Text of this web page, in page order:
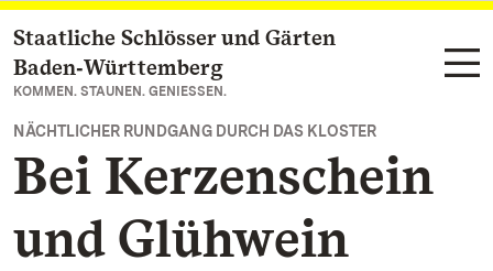
Zum Hauptinhalt springen
Staatliche Schlösser und Gärten
Baden‑Württemberg
KOMMEN. STAUNEN. GENIESSEN.
NÄCHTLICHER RUNDGANG DURCH DAS KLOSTER
Bei Kerzenschein
und Glühwein